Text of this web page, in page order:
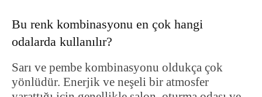
Bu renk kombinasyonu en çok hangi
odalarda kullanılır?
Sarı ve pembe kombinasyonu oldukça çok
yönlüdür. Enerjik ve neşeli bir atmosfer